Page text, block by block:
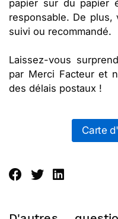
papier sur du papier
responsable. De
suivi ou recommandé.
Laissez-vous
par Merci Facteur et
des délais postaux !
Carte